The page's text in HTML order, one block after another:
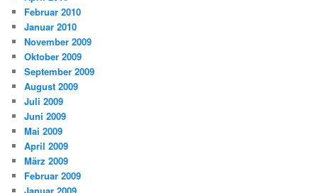
Februar 2010
Januar 2010
November 2009
Oktober 2009
September 2009
August 2009
Juli 2009
Juni 2009
Mai 2009
April 2009
März 2009
Februar 2009